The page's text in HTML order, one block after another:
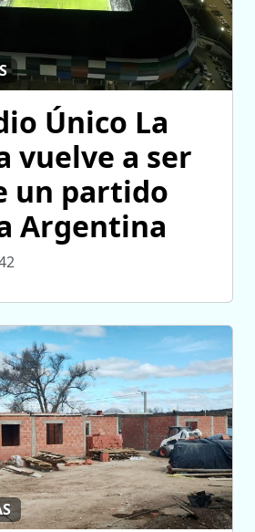
Único La
vuelve a ser
un partido
Argentina